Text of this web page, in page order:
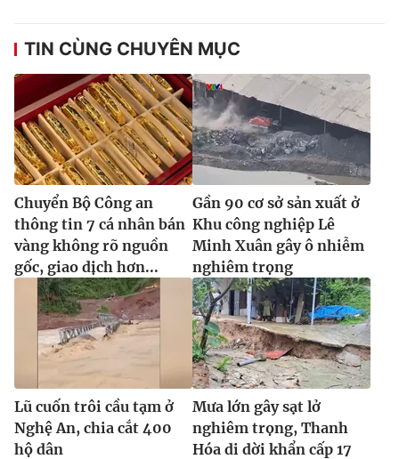
TIN CÙNG CHUYÊN MỤC
Chuyển Bộ Công an
thông tin 7 cá nhân bán
vàng không rõ nguồn
gốc, giao dịch hơn...
Gần 90 cơ sở sản xuất ở
Khu công nghiệp Lê
Minh Xuân gây ô nhiễm
nghiêm trọng
Lũ cuốn trôi cầu tạm ở
Nghệ An, chia cắt 400
hộ dân
Mưa lớn gây sạt lở
nghiêm trọng, Thanh
Hóa di dời khẩn cấp 17